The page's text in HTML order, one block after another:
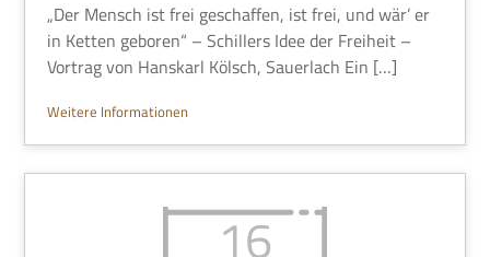
„Der Mensch ist frei geschaf­fen, ist frei, und wär’ er
in Ket­ten gebo­ren“ – Schil­lers Idee der Frei­heit –
Vor­trag von Hans­karl Kölsch, Sau­er­lach Ein […]
Wei­tere Informationen
16